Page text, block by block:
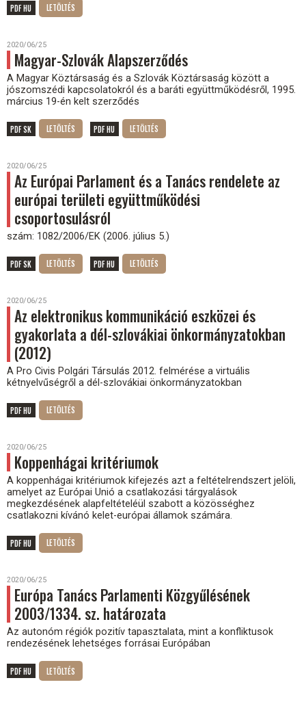
PDF HU
2020/06/25
Magyar-Szlovák Alapszerződés
A Magyar Köztársaság és a Szlovák Köztársaság között a
jószomszédi kapcsolatokról és a baráti együttműködésről, 1995.
március 19-én kelt szerződés
PDF SK PDF HU
2020/06/25
Az Európai Parlament és a Tanács rendelete az
európai területi együttműködési
csoportosulásról
szám: 1082/2006/EK (2006. július 5.)
PDF SK PDF HU
2020/06/25
Az elektronikus kommunikáció eszközei és
gyakorlata a dél-szlovákiai önkormányzatokban
(2012)
A Pro Civis Polgári Társulás 2012. felmérése a virtuális
kétnyelvűségről a dél-szlovákiai önkormányzatokban
PDF HU
2020/06/25
Koppenhágai kritériumok
A koppenhágai kritériumok kifejezés azt a feltételrendszert jelöli,
amelyet az Európai Unió a csatlakozási tárgyalások
megkezdésének alapfeltételéül szabott a közösséghez
csatlakozni kívánó kelet-európai államok számára.
PDF HU
2020/06/25
Európa Tanács Parlamenti Közgyűlésének
2003/1334. sz. határozata
Az autonóm régiók pozitív tapasztalata, mint a konfliktusok
rendezésének lehetséges forrásai Európában
PDF HU